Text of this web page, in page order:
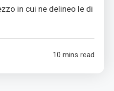
in cui ne delineo le di
10 mins read